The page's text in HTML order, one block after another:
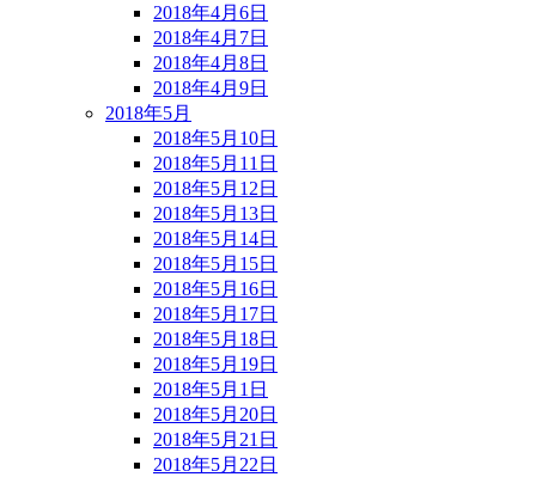
2018年4月6日
2018年4月7日
2018年4月8日
2018年4月9日
2018年5月
2018年5月10日
2018年5月11日
2018年5月12日
2018年5月13日
2018年5月14日
2018年5月15日
2018年5月16日
2018年5月17日
2018年5月18日
2018年5月19日
2018年5月1日
2018年5月20日
2018年5月21日
2018年5月22日